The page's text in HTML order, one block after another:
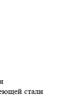
стали